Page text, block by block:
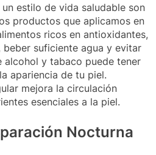
estilo de vida saludable son
productos que aplicamos en
ricos en antioxidantes,
suficiente agua y evitar
alcohol y tabaco puede tener
apariencia de tu piel.
mejora la circulación
esenciales a la piel.
Nocturna